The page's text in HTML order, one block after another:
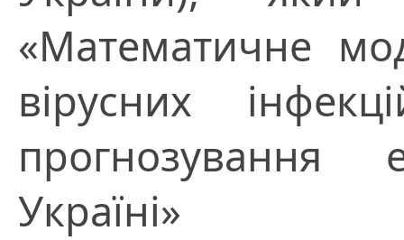
«Математичне
вірусних
прогнозування
Україні»